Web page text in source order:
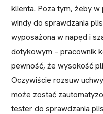
klienta. Poza tym, żeby
windy do sprawdzania
wyposażona w napęd i
dotykowym – pracownik
pewność, że wysokość
Oczywiście rozsuw
może zostać
tester do sprawdzania